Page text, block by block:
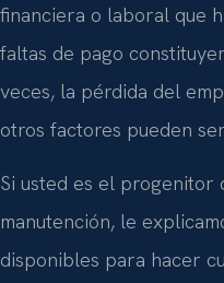
financiera o laboral que
faltas de pago
veces, la pérdida del
otros factores pueden
Si usted es el progenitor
manutención, le
disponibles para hacer